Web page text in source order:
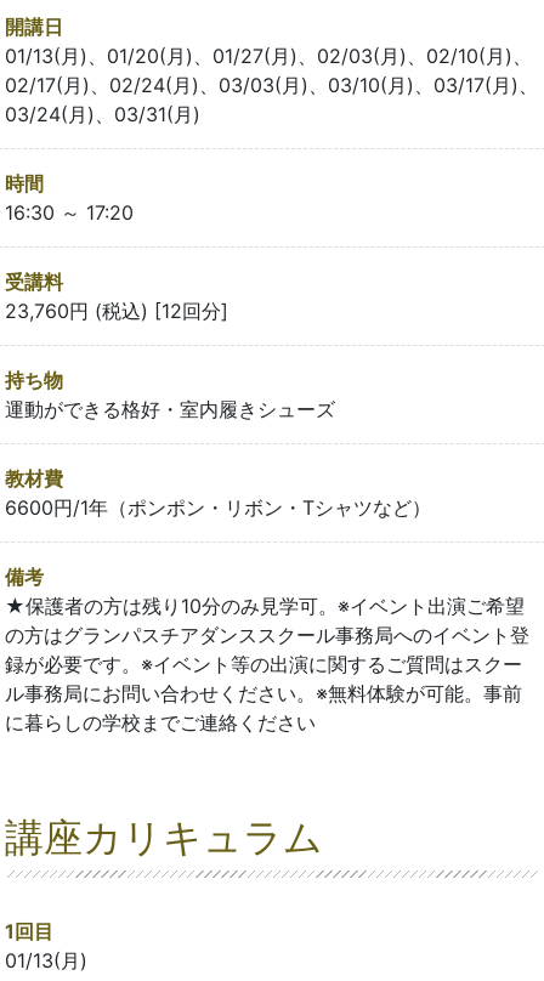
開講日
01/13(月)、01/20(月)、01/27(月)、02/03(月)、02/10(月)、
02/17(月)、02/24(月)、03/03(月)、03/10(月)、03/17(月)、
03/24(月)、03/31(月)
時間
16:30 ～ 17:20
受講料
23,760円 (税込) [12回分]
持ち物
運動ができる格好・室内履きシューズ
教材費
6600円/1年（ポンポン・リボン・Tシャツなど）
備考
★保護者の方は残り10分のみ見学可。※イベント出演ご希望
の方はグランパスチアダンススクール事務局へのイベント登
録が必要です。※イベント等の出演に関するご質問はスクー
ル事務局にお問い合わせください。※無料体験が可能。事前
に暮らしの学校までご連絡ください
講座カリキュラム
1回目
01/13(月)